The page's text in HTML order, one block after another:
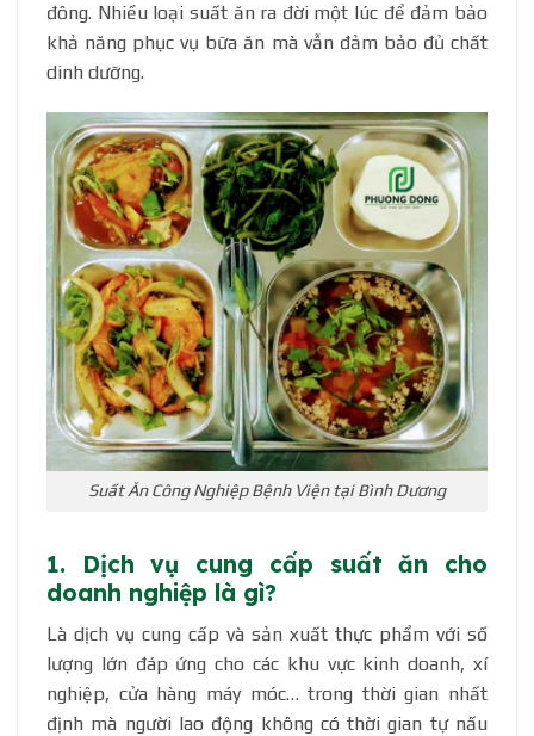
đông. Nhiều loại suất ăn ra đời một lúc để đảm bảo
khả năng phục vụ bữa ăn mà vẫn đảm bảo đủ chất
dinh dưỡng.
Suất Ăn Công Nghiệp Bệnh Viện tại Bình Dương
1. Dịch vụ cung cấp suất ăn cho
doanh nghiệp là gì?
Là dịch vụ cung cấp và sản xuất thực phẩm với số
lượng lớn đáp ứng cho các khu vực kinh doanh, xí
nghiệp, cửa hàng máy móc… trong thời gian nhất
định mà người lao động không có thời gian tự nấu